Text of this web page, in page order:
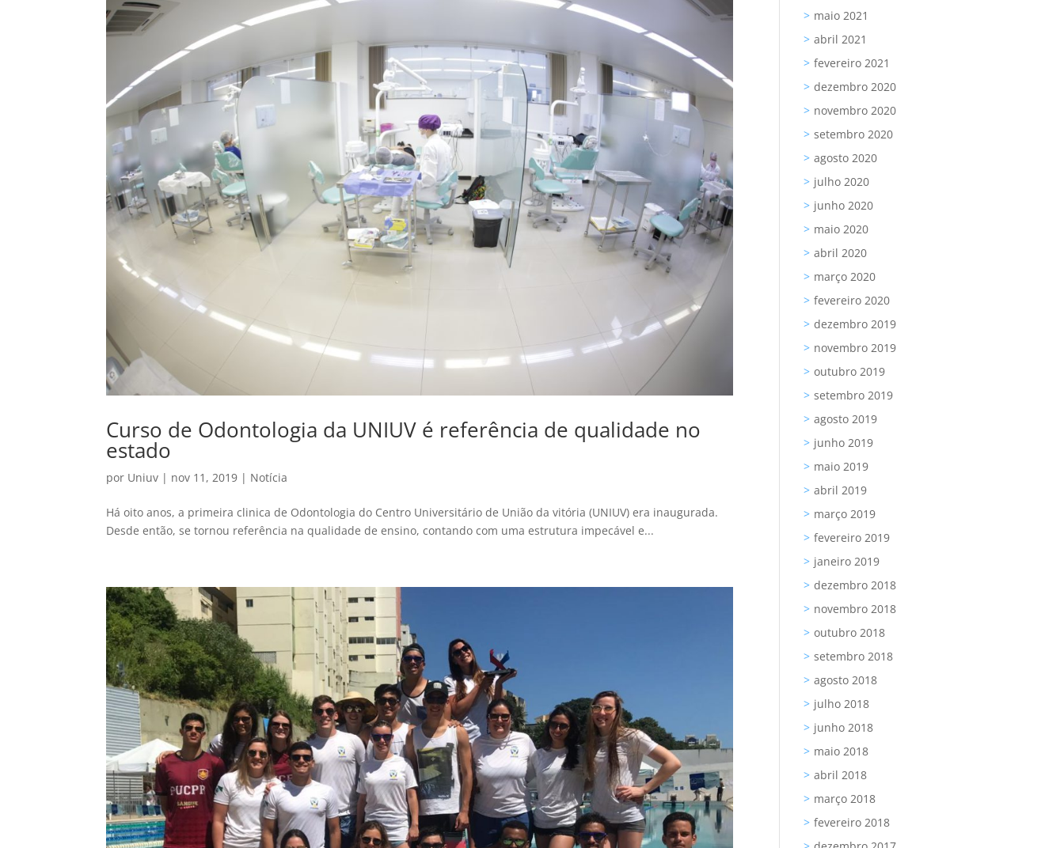
Curso de Odontologia da UNIUV é referência de qualidade no
estado
por Uniuv | nov 11, 2019 | Notícia
Há oito anos, a primeira clinica de Odontologia do Centro Universitário de União da vitória (UNIUV) era inaugurada.
Desde então, se tornou referência na qualidade de ensino, contando com uma estrutura impecável e...
maio 2021
abril 2021
fevereiro 2021
dezembro 2020
novembro 2020
setembro 2020
agosto 2020
julho 2020
junho 2020
maio 2020
abril 2020
março 2020
fevereiro 2020
dezembro 2019
novembro 2019
outubro 2019
setembro 2019
agosto 2019
junho 2019
maio 2019
abril 2019
março 2019
fevereiro 2019
janeiro 2019
dezembro 2018
novembro 2018
outubro 2018
setembro 2018
agosto 2018
julho 2018
junho 2018
maio 2018
abril 2018
março 2018
fevereiro 2018